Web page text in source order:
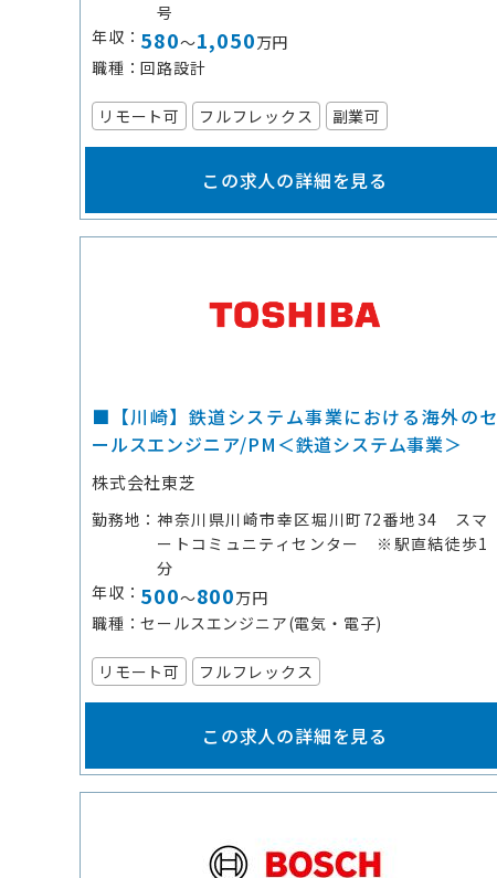
号
年収
580～1,050万円
職種
回路設計
リモート可 フルフレックス 副業可
この求人の詳細を見る
■【川崎】鉄道システム事業における海外のセ
ールスエンジニア/PM＜鉄道システム事業＞
株式会社東芝
勤務地
神奈川県川崎市幸区堀川町72番地34 スマ
ートコミュニティセンター ※駅直結徒歩1
分
年収
500～800万円
職種
セールスエンジニア(電気・電子)
リモート可 フルフレックス
この求人の詳細を見る